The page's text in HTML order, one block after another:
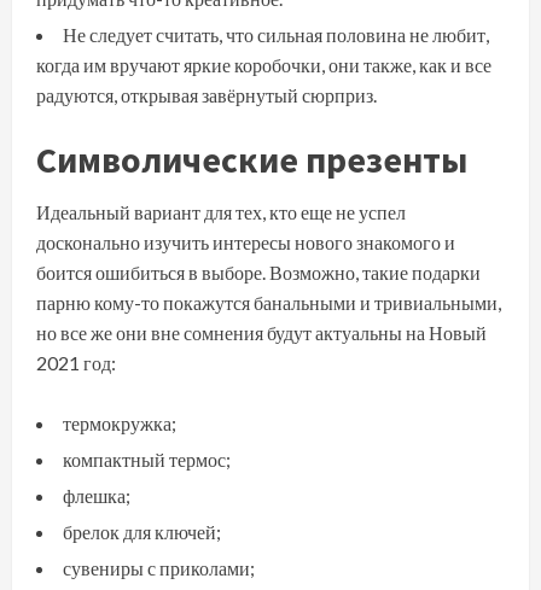
Не следует считать, что сильная половина не любит,
когда им вручают яркие коробочки, они также, как и все
радуются, открывая завёрнутый сюрприз.
Символические презенты
Идеальный вариант для тех, кто еще не успел
досконально изучить интересы нового знакомого и
боится ошибиться в выборе. Возможно, такие подарки
парню кому-то покажутся банальными и тривиальными,
но все же они вне сомнения будут актуальны на Новый
2021 год:
термокружка;
компактный термос;
флешка;
брелок для ключей;
сувениры с приколами;